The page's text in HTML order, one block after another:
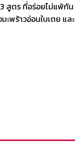
สูตร ที่อร่อยไม่แพ้กัน
พร้าวอ่อนใบเตย และ